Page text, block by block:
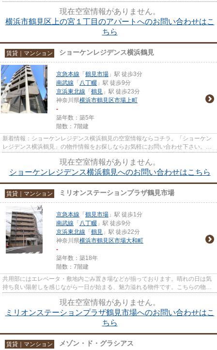
現在空室情報がありません。
横浜市鶴見区上の宮１丁目のアパートへのお問い合わせはこ
ちら
賃貸｜マンション ショーケンレジデンス横浜鶴見
京急本線 「 鶴見市場 」駅 徒歩3分
南武線 「 八丁畷 」駅 徒歩9分
京浜東北線 「 鶴見 」駅 徒歩23分
神奈川県横浜市鶴見区市場上町
-
築年数：築5年
階数：7階建
新着情報：ショーケンレジデンス横浜鶴見の空室情報ならコチラ。「ショーケン
レジデンス横浜鶴見」の物件情報をお探しならお気軽にお問い合わせ下さい。目
現在空室情報がありません。
ショーケンレジデンス横浜鶴見へのお問い合わせはこちら
賃貸｜マンション ミリオンステーションプラザ鶴見市場
京急本線 「 鶴見市場 」駅 徒歩1分
南武線 「 八丁畷 」駅 徒歩9分
京浜東北線 「 鶴見 」駅 徒歩22分
神奈川県横浜市鶴見区市場大和町
-
築年数：築18年
階数：7階建
共用部にはエレベータ・敷地内ごみ置き場などが揃っております。晴れの日は気
持ち良い陽射しを感じながら一日が始まる、魅力溢れる物件です。こちらの物件
現在空室情報がありません。
ミリオンステーションプラザ鶴見市場へのお問い合わせはこ
ちら
賃貸｜マンション メゾン・ド・グラシアス